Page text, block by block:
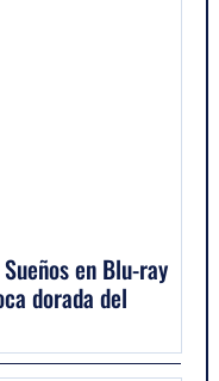
en Blu-ray
dorada del